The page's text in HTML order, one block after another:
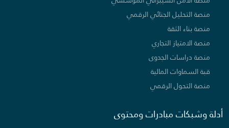
منصة التحليل الجنائي الرقمي
منصة بناء الثقة
منصة الامتياز التجاري
منصة دراسات الجدوى
قبة السماوات المالية
منصة التحول الرقمي
أدلة وشبكات مبادرات ومحتوى